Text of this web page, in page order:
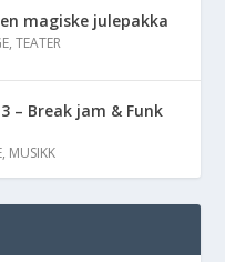
magiske julepakka
,TEATER
– Break jam & Funk
, MUSIKK